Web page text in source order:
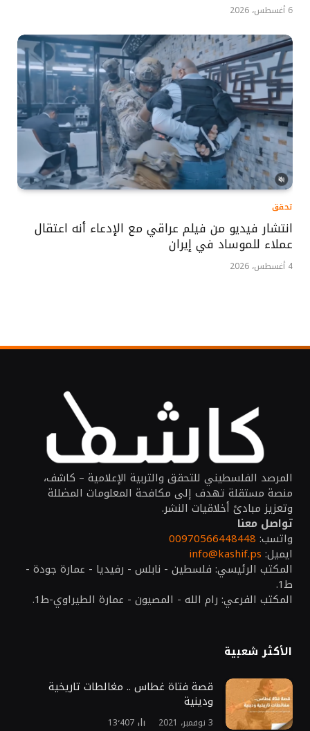
6 أغسطس، 2026
تحقق
انتشار فيديو من فيلم عراقي مع الإدعاء أنه اعتقال
عملاء للموساد في إيران
4 أغسطس، 2026
المرصد الفلسطيني للتحقق والتربية الإعلامية – كاشف،
منصة مستقلة تهدف إلى مكافحة المعلومات المضللة
وتعزيز مبادئ أخلاقيات النشر.
تواصل معنا
واتسب: 00970566448448
ايميل: info@kashif.ps
المكتب الرئيسي: فلسطين - نابلس - رفيديا - عمارة جودة -
ط1.
المكتب الفرعي: رام الله - المصيون - عمارة الطيراوي-ط1.
الأكثر شعبية
قصة فتاة غطاس .. مغالطات تاريخية
ودينية
3 نوفمبر، 2021 13٬407